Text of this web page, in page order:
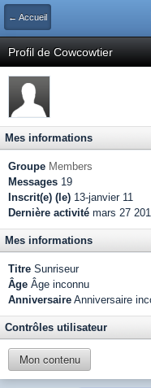
← Accueil
Profil de Cowcowtier
Mes informations
Groupe Members
Messages 19
Inscrit(e) (le) 13-janvier 11
Dernière activité mars 27
Mes informations
Titre Sunriseur
Âge Âge inconnu
Anniversaire Anniversaire
Contrôles utilisateur
Mon contenu